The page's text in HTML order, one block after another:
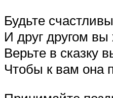
Будьте
И друг другом
Верьте в сказку
Чтобы к вам она